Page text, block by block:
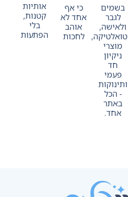
בשמים
לגבר
ולאישה,
טואלטיקה,
מוצרי
ניקיון
חד
פעמי
ותינוקות
- הכל
באתר
אחד.
כי אף
אחד לא
אוהב
לחכות
אותיות
קטנות,
בלי
הפתעות